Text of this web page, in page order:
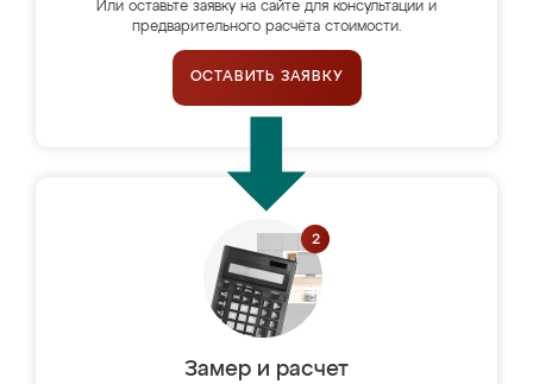
Или оставьте заявку на сайте для консультации и
предварительного расчёта стоимости.
ОСТАВИТЬ ЗАЯВКУ
Замер и расчет